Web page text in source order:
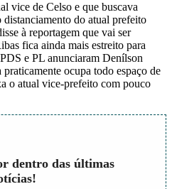
vice de Celso e que buscava
do atual prefeito
à reportagem que vai ser
fica ainda mais estreito para
e PL anunciaram Denílson
ocupa todo espaço de
o atual vice-prefeito com pouco
dentro das últimas